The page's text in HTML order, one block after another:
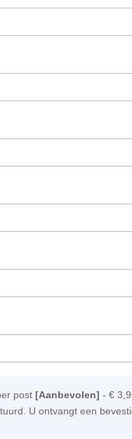
post[Aanbevolen]-€
U ontvangt een